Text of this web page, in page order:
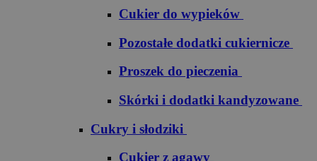
Cukier do wypieków
Pozostałe dodatki cukiernicze
Proszek do pieczenia
Skórki i dodatki kandyzowane
Cukry i słodziki
Cukier z agawy